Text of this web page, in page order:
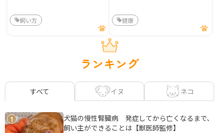
飼い方 健康
ランキング
すべて イヌ ネコ
1
犬猫の慢性腎臓病 発症してから亡くなるまで、
飼い主ができることは【獣医師監修】